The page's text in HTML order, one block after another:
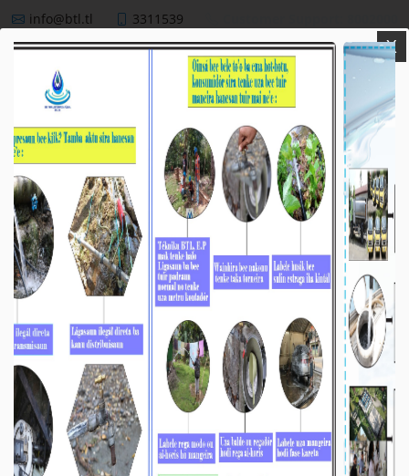
info@btl.tl 3311539
NEWS
BTL, E.P. Vizita Fatin Produsaun Bee Galun iha
Metinaro.
X